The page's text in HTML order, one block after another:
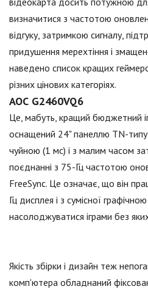
визначитися з частотою
відгуку, затримкою сигналу,
придушення мерехтіння і
наведено список кращих
різних цінових категоріях.
АОС G2460VQ6
Це, мабуть, кращий бюджетний
оснащений 24" панеллю TN-
чуйною (1 мс) і з малим часом
поєднанні з 75-Гц частотою
FreeSync. Це означає, що він
Гц дисплея і з сумісної
насолоджуватися іграми без
Якість збірки і дизайн теж
комп'ютера обладнаний